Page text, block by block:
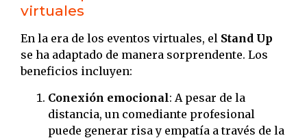
virtuales
En la era de los eventos virtuales, el Stand Up
se ha adaptado de manera sorprendente. Los
beneficios incluyen:
Conexión emocional: A pesar de la
distancia, un comediante profesional
puede generar risa y empatía a través de la